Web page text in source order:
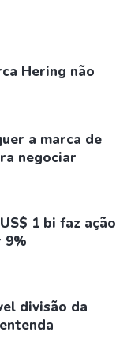
Hering não
a marca de
negociar
1 bi faz ação
9%
divisão da